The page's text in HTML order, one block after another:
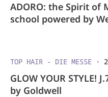
ADORO: the Spirit of
school powered by
TOP HAIR - DIE MESSE ·
GLOW YOUR STYLE!
by Goldwell